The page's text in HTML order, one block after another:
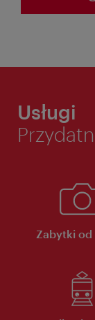
Usługi
Zabytki od